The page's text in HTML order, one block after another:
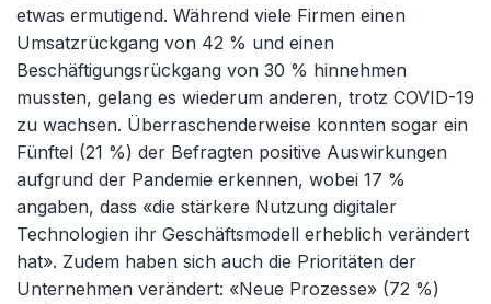
etwas ermutigend. Während viele Firmen einen
Umsatzrückgang von 42 % und einen
Beschäftigungsrückgang von 30 % hinnehmen
mussten, gelang es wiederum anderen, trotz COVID-19
zu wachsen. Überraschenderweise konnten sogar ein
Fünftel (21 %) der Befragten positive Auswirkungen
aufgrund der Pandemie erkennen, wobei 17 %
angaben, dass «die stärkere Nutzung digitaler
Technologien ihr Geschäftsmodell erheblich verändert
hat». Zudem haben sich auch die Prioritäten der
Unternehmen verändert: «Neue Prozesse» (72 %)